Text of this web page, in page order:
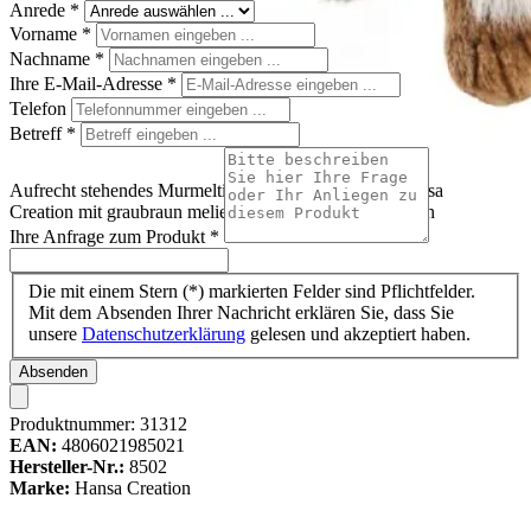
Aufrecht stehendes Murmeltier als Handpuppe von Hansa
Creation mit graubraun meliertem Fell und hellem Bauch
Anrede *
Vorname *
Nachname *
Ihre E-Mail-Adresse *
Telefon
Betreff *
Ihre Anfrage zum Produkt *
Die mit einem Stern (*) markierten Felder sind Pflichtfelder.
Mit dem Absenden Ihrer Nachricht erklären Sie, dass Sie
unsere Datenschutzerklärung gelesen und akzeptiert haben.
Absenden
Produktnummer: 31312
EAN: 4806021985021
Hersteller-Nr.: 8502
Marke: Hansa Creation